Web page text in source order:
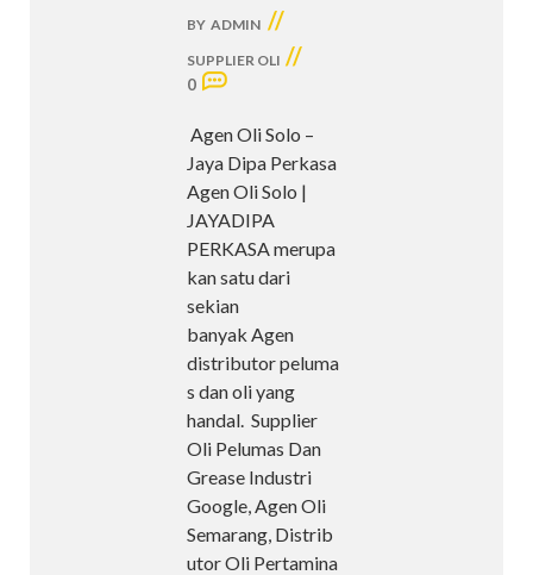
BY ADMIN //
SUPPLIER OLI //
0
Agen Oli Solo –
Jaya Dipa Perkasa
Agen Oli Solo |
JAYADIPA
PERKASA merupa
kan satu dari
sekian
banyak Agen
distributor peluma
s dan oli yang
handal. Supplier
Oli Pelumas Dan
Grease Industri
Google, Agen Oli
Semarang, Distrib
utor Oli Pertamina